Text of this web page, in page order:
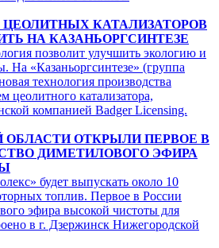
КАТАЛИЗАТОРОВ
НА КАЗАНЬОРГСИНТЕЗЕ
позволит улучшить экологию и
На «Казаньоргсинтезе» (группа
технология производства
цеолитного катализатора,
компанией Badger Licensing.
ОБЛАСТИ ОТКРЫЛИ ПЕРВОЕ В
ДИМЕТИЛОВОГО ЭФИРА
будет выпускать около 10
топлив. Первое в России
эфира высокой чистоты для
в г. Дзержинск Нижегородской